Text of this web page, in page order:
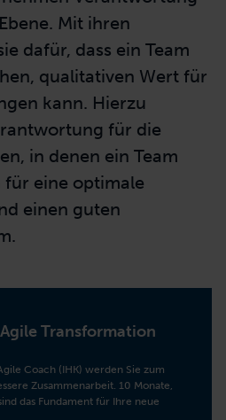
Mit ihren
dafür, dass ein Team
qualitativen Wert für
kann. Hierzu
für die
in denen ein Team
für eine optimale
einen guten
Transformation
Coach (IHK) werden Sie zum
Zusammenarbeit. 10 Monate,
das Fundament für Ihre neue